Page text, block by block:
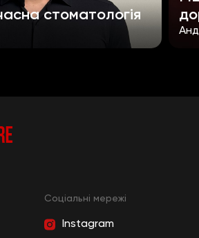
стоматологія
Cоціальні мережі
Instagram